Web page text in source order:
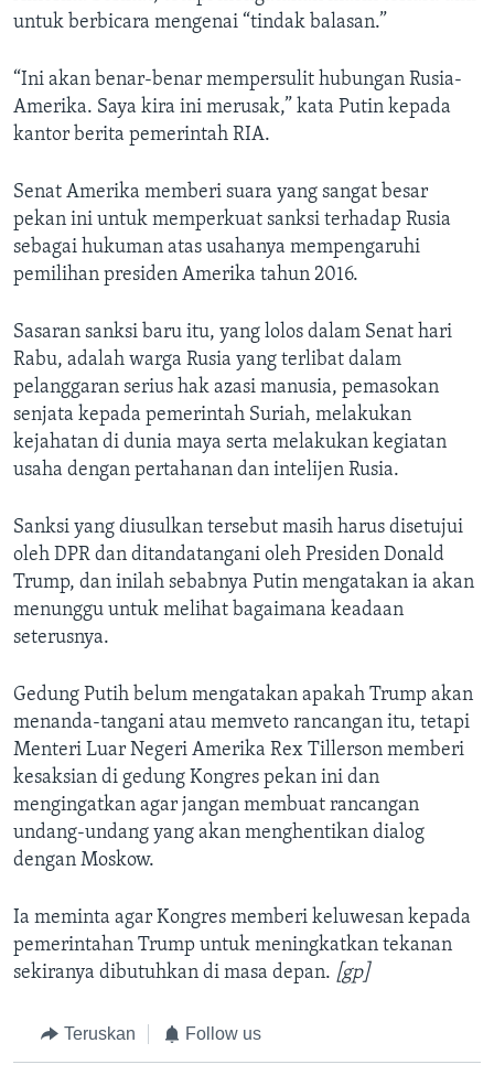
untuk berbicara mengenai “tindak balasan.”
“Ini akan benar-benar mempersulit hubungan Rusia-
Amerika. Saya kira ini merusak,” kata Putin kepada
kantor berita pemerintah RIA.
Senat Amerika memberi suara yang sangat besar
pekan ini untuk memperkuat sanksi terhadap Rusia
sebagai hukuman atas usahanya mempengaruhi
pemilihan presiden Amerika tahun 2016.
Sasaran sanksi baru itu, yang lolos dalam Senat hari
Rabu, adalah warga Rusia yang terlibat dalam
pelanggaran serius hak azasi manusia, pemasokan
senjata kepada pemerintah Suriah, melakukan
kejahatan di dunia maya serta melakukan kegiatan
usaha dengan pertahanan dan intelijen Rusia.
Sanksi yang diusulkan tersebut masih harus disetujui
oleh DPR dan ditandatangani oleh Presiden Donald
Trump, dan inilah sebabnya Putin mengatakan ia akan
menunggu untuk melihat bagaimana keadaan
seterusnya.
Gedung Putih belum mengatakan apakah Trump akan
menanda-tangani atau memveto rancangan itu, tetapi
Menteri Luar Negeri Amerika Rex Tillerson memberi
kesaksian di gedung Kongres pekan ini dan
mengingatkan agar jangan membuat rancangan
undang-undang yang akan menghentikan dialog
dengan Moskow.
Ia meminta agar Kongres memberi keluwesan kepada
pemerintahan Trump untuk meningkatkan tekanan
sekiranya dibutuhkan di masa depan. [gp]
Teruskan Follow us